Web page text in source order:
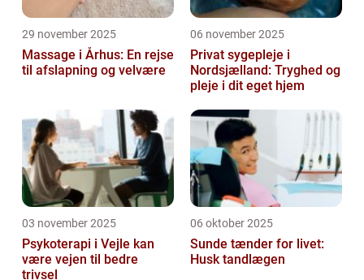
29 november 2025
Massage i Århus: En rejse
til afslapning og velvære
06 november 2025
Privat sygepleje i
Nordsjælland: Tryghed og
pleje i dit eget hjem
03 november 2025
Psykoterapi i Vejle kan
være vejen til bedre
trivsel
06 oktober 2025
Sunde tænder for livet:
Husk tandlægen